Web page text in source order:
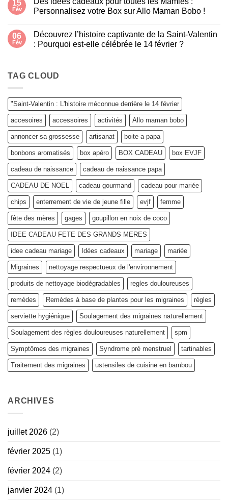
On
offre
quoi…
qui
gazouille
?
15
Fév
Personnalisez votre Box sur Allo Maman Bobo !
sur
Des
idées
les
Mamies
votre
Box
sur
Allo
Maman
!
06
Fév
Découvrez l’histoire captivante de la Saint-Valentin
: Pourquoi est-elle célébrée le 14 février ?
Découvrez
l’histoire
la
Saint-
Valentin
:
Pourquoi
elle
célébrée
le
14
février
?
TAG CLOUD
"Saint-Valentin : L'histoire méconnue derrière le 14 février
accesoires accessoires activités Allo maman bobo
annoncer sa grossesse artisanat boite a papa
bonbons aromatisés box apéro BOX CADEAU box EVJF
cadeau de naissance cadeau de naissance papa
CADEAU DE NOEL cadeau gourmand cadeau pour mariée
chips enterrement de vie de jeune fille evjf femme
fête des mères gages goupillon en noix de coco
IDEE CADEAU FETE DES GRANDS MERES
idee cadeau mariage Idées cadeaux mariage mariée
Migraines nettoyage respectueux de l'environnement
produits de nettoyage biodégradables regles douloureuses
remèdes Remèdes à base de plantes pour les migraines règles
serviette hygiénique Soulagement des migraines naturellement
Soulagement des règles douloureuses naturellement spm
Symptômes des migraines Syndrome pré menstruel tartinables
Traitement des migraines ustensiles de cuisine en bambou
ARCHIVES
juillet 2026 (2)
février 2025 (1)
février 2024 (2)
janvier 2024 (1)